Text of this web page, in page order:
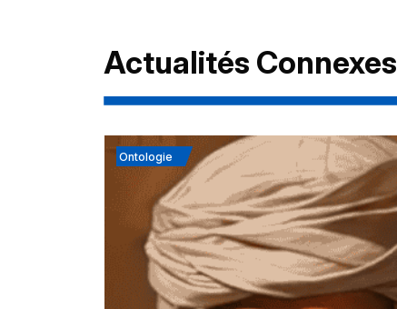
Actualités Connexes
Ontologie